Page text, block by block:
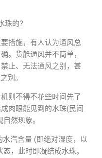
珠的?
措施，有人认为通风总
。货舱通风并不简单，
止、无法通风之别，甚
别。
则不得不花些时间先了
肉眼能见到的水珠(民间
然现象。
汽含量 (即绝对湿度，以
，此时即凝结成水珠。